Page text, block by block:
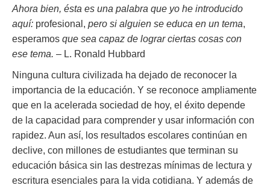
Ahora bien, ésta es una palabra que yo he introducido
aquí: profesional, pero si alguien se educa en un tema,
esperamos que sea capaz de lograr ciertas cosas con
ese tema. – L. Ronald Hubbard
Ninguna cultura civilizada ha dejado de reconocer la
importancia de la educación. Y se reconoce ampliamente
que en la acelerada sociedad de hoy, el éxito depende
de la capacidad para comprender y usar información con
rapidez. Aun así, los resultados escolares continúan en
declive, con millones de estudiantes que terminan su
educación básica sin las destrezas mínimas de lectura y
escritura esenciales para la vida cotidiana. Y además de